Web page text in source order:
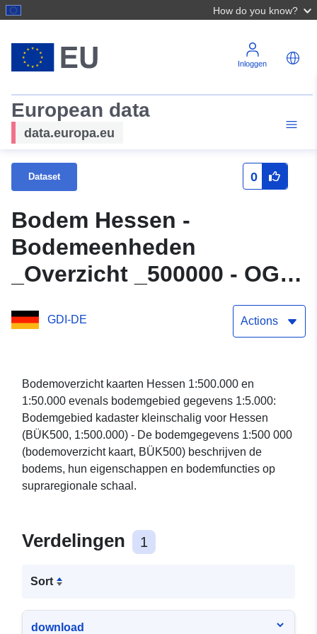
How do you know?
Inloggen
European data
data.europa.eu
Dataset 0
Bodem Hessen -
Bodemeenheden
_Overzicht _500000 - OGC
GDI-DE Actions
Bodemoverzicht kaarten Hessen 1:500.000 en
1:50.000 evenals bodemgebied gegevens 1:5.000:
Bodemgebied kadaster kleinschalig voor Hessen
(BÜK500, 1:500.000) - De bodemgegevens 1:500 000
(bodemoverzicht kaart, BÜK500) beschrijven de
bodems, hun eigenschappen en bodemfuncties op
supraregionale schaal.
Verdelingen 1
Sort
download